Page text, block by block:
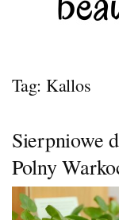
Tag: Kallos
Sierpniowe
Polny